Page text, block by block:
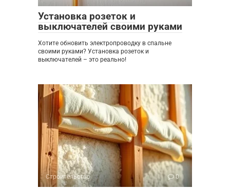
Установка розеток и
выключателей своими руками
Хотите обновить электропроводку в спальне
своими руками? Установка розеток и
выключателей – это реально!
Строительство 0